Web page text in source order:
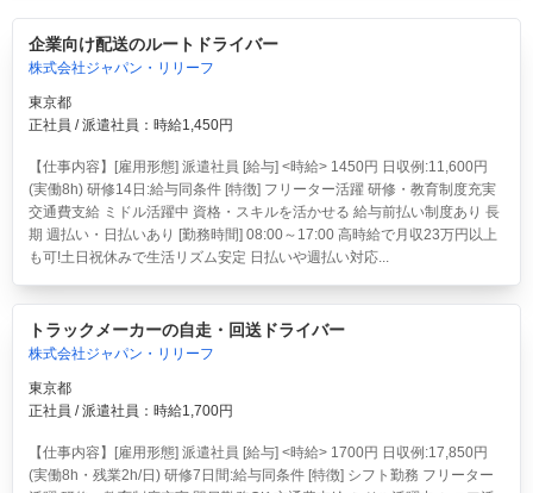
企業向け配送のルートドライバー
株式会社ジャパン・リリーフ
東京都
正社員 / 派遣社員：時給1,450円
【仕事内容】[雇用形態] 派遣社員 [給与] <時給> 1450円 日収例:11,600円
(実働8h) 研修14日:給与同条件 [特徴] フリーター活躍 研修・教育制度充実
交通費支給 ミドル活躍中 資格・スキルを活かせる 給与前払い制度あり 長
期 週払い・日払いあり [勤務時間] 08:00～17:00 高時給で月収23万円以上
も可!土日祝休みで生活リズム安定 日払いや週払い対応...
トラックメーカーの自走・回送ドライバー
株式会社ジャパン・リリーフ
東京都
正社員 / 派遣社員：時給1,700円
【仕事内容】[雇用形態] 派遣社員 [給与] <時給> 1700円 日収例:17,850円
(実働8h・残業2h/日) 研修7日間:給与同条件 [特徴] シフト勤務 フリーター